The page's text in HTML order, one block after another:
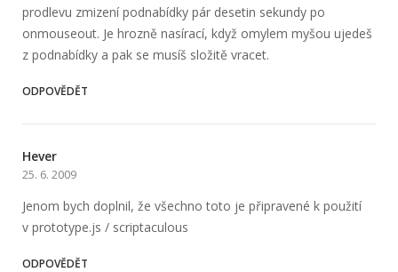
prodlevu zmizení podnabídky pár desetin sekundy po
onmouseout. Je hrozně nasírací, když omylem myšou ujedeš
z podnabídky a pak se musíš složitě vracet.
ODPOVĚDĚT
Hever
25. 6. 2009
Jenom bych doplnil, že všechno toto je připravené k použití
v prototype.js / scriptaculous
ODPOVĚDĚT